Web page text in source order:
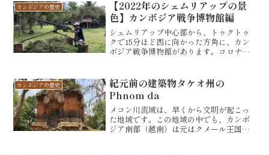
です。朝4時半出発ですが...
カンボジアの歴史
【2022年のシェムリアップの景
色】カンボジア戦争博物館編
シェムリアップ中心部から、トゥクトゥ
クで15分ほど西に向かった方角に、カン
ボジア戦争博物館があります。コロナ明
たアンコールアイと呼ばれる観覧車が左
手に見えます...
カンボジアの歴史
紀元前の建築物タケオ州の
Phnom da
メコン川流域は、早くから文明が起こっ
た地域です。この地域の中でも、カンボ
ジア南部（越南）は元はクメール王国の